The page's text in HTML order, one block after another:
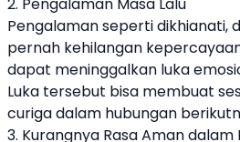
Pengalaman seperti dikhianati,
pernah kehilangan
dapat meninggalkan luka
Luka tersebut bisa membuat
curiga dalam hubungan
3. Kurangnya Rasa Aman dalam